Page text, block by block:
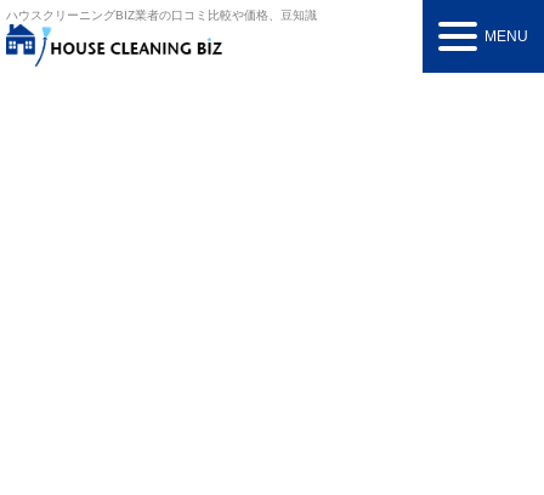
ハウスクリーニングBIZ業者の口コミ比較や価格、豆知識
MENU